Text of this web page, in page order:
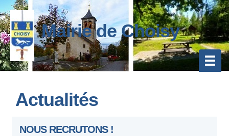
Mairie de Choisy
Actualités
NOUS RECRUTONS !